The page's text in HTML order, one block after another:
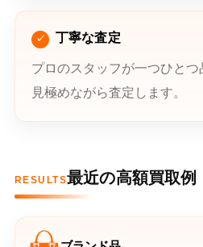
丁寧な査定
プロのスタッフが一つひと
見極めながら査定します。
RESULTS最近の高額買取例